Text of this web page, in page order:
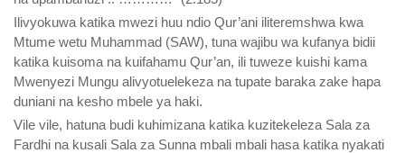
Ilivyokuwa katika mwezi huu ndio Qur’ani iliteremshwa kwa
Mtume wetu Muhammad (SAW), tuna wajibu wa kufanya bidii
katika kuisoma na kuifahamu Qur’an, ili tuweze kuishi kama
Mwenyezi Mungu alivyotuelekeza na tupate baraka zake hapa
duniani na kesho mbele ya haki.
Vile vile, hatuna budi kuhimizana katika kuzitekeleza Sala za
Fardhi na kusali Sala za Sunna mbali mbali hasa katika nyakati